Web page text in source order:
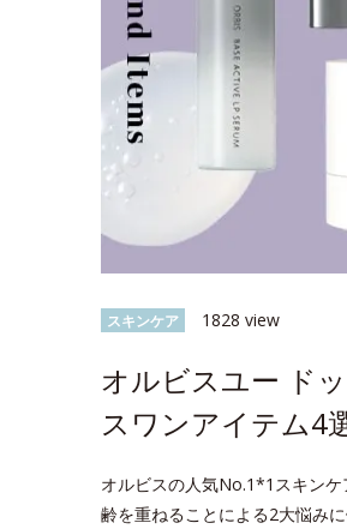
スキンケア 1828 view
オルビスユー ド
スワンアイテム4
オルビスの人気No.1*1スキン
齢を重ねることによる2大悩み